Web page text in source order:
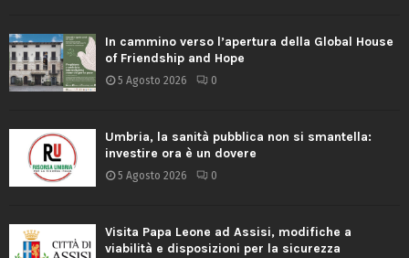
In cammino verso l’apertura della Global House
of Friendship and Hope
5 Agosto 2026 0
Umbria, la sanità pubblica non si smantella:
investire ora è un dovere
5 Agosto 2026 0
Visita Papa Leone ad Assisi, modifiche a
viabilità e disposizioni per la sicurezza